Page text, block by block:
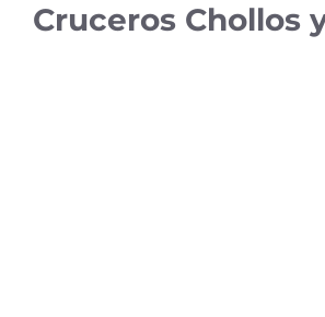
Cruceros Chollos